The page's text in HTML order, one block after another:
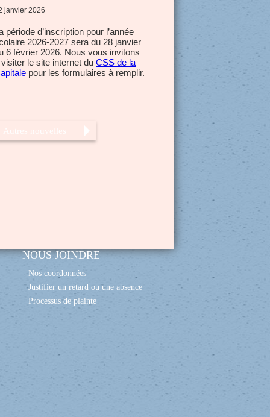
janvier 2026
période d’inscription pour l’année
2026-2027 sera du 28 janvier
6 février 2026. Nous vous invitons
le site internet du CSS de la
pour les formulaires à remplir.
Autres nouvelles
NOUS JOINDRE
Nos coordonnées
Justifier un retard ou une absence
Processus de plainte